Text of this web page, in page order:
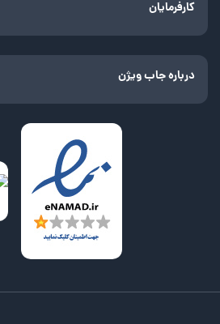
کارفرمایان
درباره جاب ویژن